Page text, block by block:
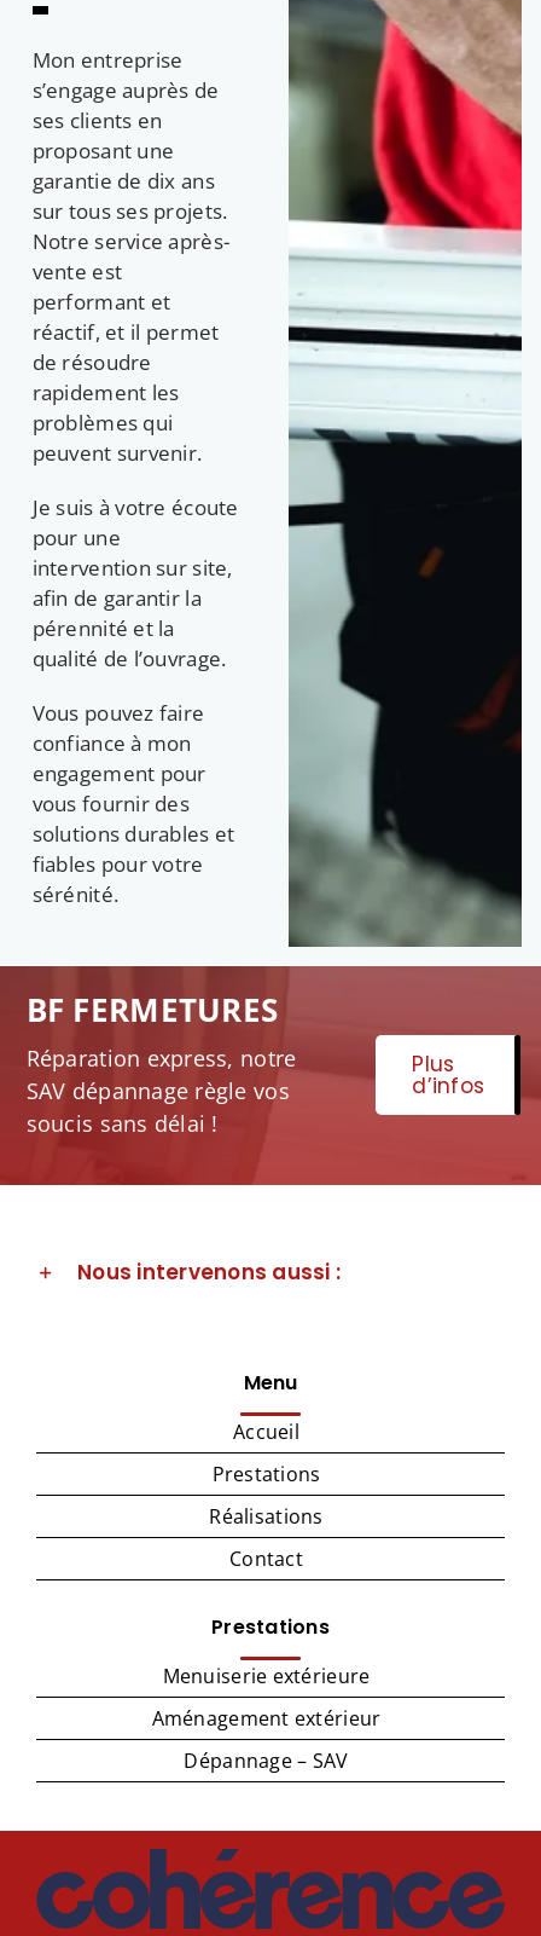
Mon entreprise
s’engage auprès de
ses clients en
proposant une
garantie de dix ans
sur tous ses projets.
Notre service après-
vente est
performant et
réactif, et il permet
de résoudre
rapidement les
problèmes qui
peuvent survenir.
Je suis à votre écoute
pour une
intervention sur site,
afin de garantir la
pérennité et la
qualité de l’ouvrage.
Vous pouvez faire
confiance à mon
engagement pour
vous fournir des
solutions durables et
fiables pour votre
sérénité.
BF FERMETURES
Réparation express, notre
SAV dépannage règle vos
soucis sans délai !
Plus
d’infos
Nous intervenons aussi :
Menu
Accueil
Prestations
Réalisations
Contact
Prestations
Menuiserie extérieure
Aménagement extérieur
Dépannage – SAV